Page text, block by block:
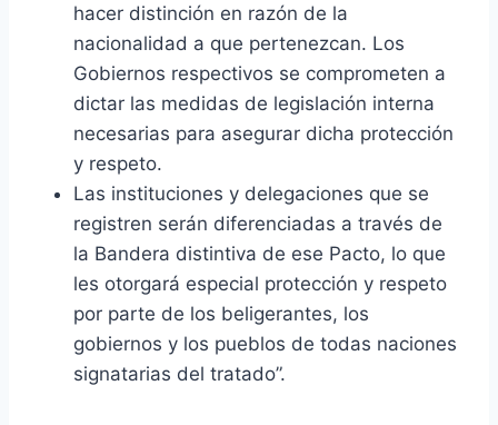
hacer distinción en razón de la
nacionalidad a que pertenezcan. Los
Gobiernos respectivos se comprometen a
dictar las medidas de legislación interna
necesarias para asegurar dicha protección
y respeto.
Las instituciones y delegaciones que se
registren serán diferenciadas a través de
la Bandera distintiva de ese Pacto, lo que
les otorgará especial protección y respeto
por parte de los beligerantes, los
gobiernos y los pueblos de todas naciones
signatarias del tratado”.